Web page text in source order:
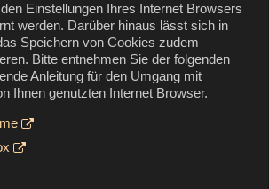
Einstellungen Ihres Internet Browsers
werden. Darüber hinaus lässt sich in
Speichern von Cookies zudem
Bitte entnehmen Sie der folgenden
Anleitung für den Umgang mit
Ihnen genutzten Internet Browser.